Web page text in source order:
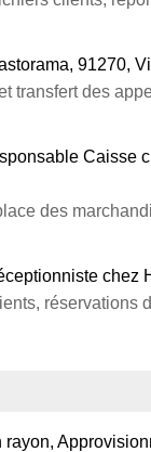
91270,
transfert des
Caisse
des
chez
réservations